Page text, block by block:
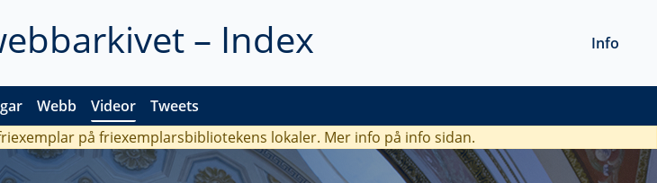
– Index
Webb Videor Tweets
Info
på friexemplarsbibliotekens lokaler. Mer info på info sidan.